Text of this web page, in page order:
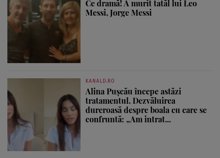
Ce dramă! A murit tatăl lui Leo
Messi, Jorge Messi
KANALD.RO
Alina Pușcău începe astăzi
tratamentul. Dezvăluirea
dureroasă despre boala cu care se
confruntă: „Am intrat...